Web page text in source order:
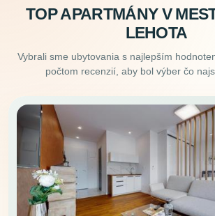
TOP APARTMÁNY V
LEHOTA
Vybrali sme ubytovania s najlepším
počtom recenzií, aby bol výber čo